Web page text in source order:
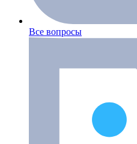
Все вопросы